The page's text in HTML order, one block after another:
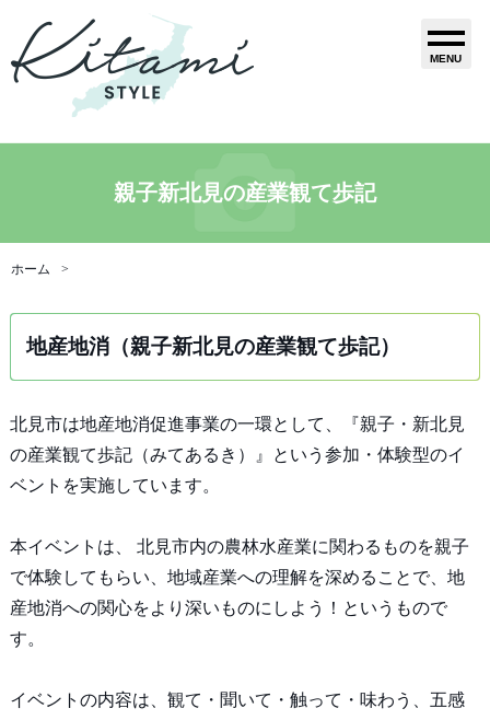
MENU
親子新北見の産業観て歩記
ホーム
地産地消（親子新北見の産業観て歩記）
北見市は地産地消促進事業の一環として、『親子・新北見
の産業観て歩記（みてあるき）』という参加・体験型のイ
ベントを実施しています。
本イベントは、 北見市内の農林水産業に関わるものを親子
で体験してもらい、地域産業への理解を深めることで、地
産地消への関心をより深いものにしよう！というもので
す。
イベントの内容は、観て・聞いて・触って・味わう、五感